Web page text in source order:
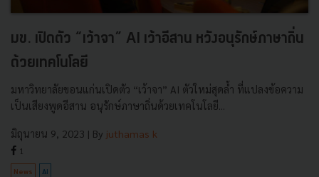
มข. เปิดตัว “เว้าจา” AI เว้าอีสาน หวังอนุรักษ์ภาษาถิ่น
ด้วยเทคโนโลยี
มหาวิทยาลัยขอนแก่นเปิดตัว “เว้าจา” AI ตัวใหม่สุดล้ำ ที่แปลงข้อความ
เป็นเสียงพูดอีสาน อนุรักษ์ภาษาถิ่นด้วยเทคโนโลยี...
มิถุนายน 9, 2023 | By juthamas k
1
News AI